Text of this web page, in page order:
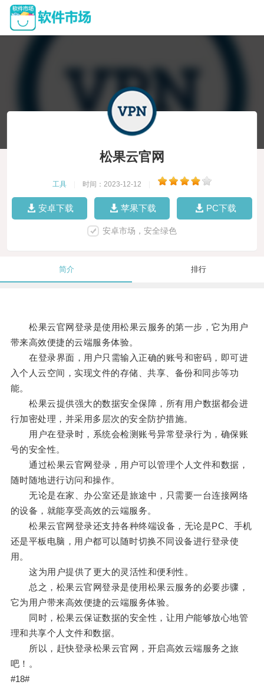
松果云官网
工具 时间：2023-12-12
安卓下载 苹果下载 PC下载
安卓市场，安全绿色
简介 排行
松果云官网登录是使用松果云服务的第一步，它为用户
带来高效便捷的云端服务体验。
在登录界面，用户只需输入正确的账号和密码，即可进
入个人云空间，实现文件的存储、共享、备份和同步等功
能。
松果云提供强大的数据安全保障，所有用户数据都会进
行加密处理，并采用多层次的安全防护措施。
用户在登录时，系统会检测账号异常登录行为，确保账
号的安全性。
通过松果云官网登录，用户可以管理个人文件和数据，
随时随地进行访问和操作。
无论是在家、办公室还是旅途中，只需要一台连接网络
的设备，就能享受高效的云端服务。
松果云官网登录还支持各种终端设备，无论是PC、手机
还是平板电脑，用户都可以随时切换不同设备进行登录使
用。
这为用户提供了更大的灵活性和便利性。
总之，松果云官网登录是使用松果云服务的必要步骤，
它为用户带来高效便捷的云端服务体验。
同时，松果云保证数据的安全性，让用户能够放心地管
理和共享个人文件和数据。
所以，赶快登录松果云官网，开启高效云端服务之旅
吧！。
#18#